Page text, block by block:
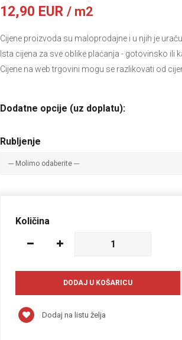
12,90 EUR / m2
Cijene proizvoda su maloprodajne i u njih je
Ista cijena za sve oblike plaćanja - gotovinsko ili
Cijene na web trgovini mogu se razlikovati od
Dodatne opcije (uz doplatu):
Rubljenje
Količina
Dodaj na listu želja